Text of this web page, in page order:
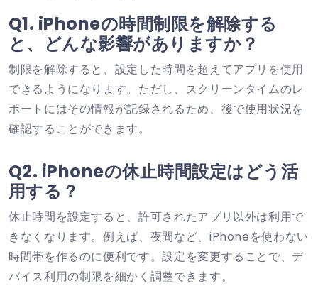
Q1. iPhoneの時間制限を解除する
と、どんな影響がありますか？
制限を解除すると、設定した時間を超えてアプリを使用
できるようになります。ただし、スクリーンタイムのレ
ポートにはその情報が記録されるため、後で使用状況を
確認することができます。
Q2. iPhoneの休止時間設定はどう活
用する？
休止時間を設定すると、許可されたアプリ以外は利用で
きなくなります。例えば、夜間など、iPhoneを使わない
時間帯を作るのに便利です。設定を変更することで、デ
バイス利用の制限を細かく調整できます。